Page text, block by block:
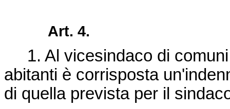
Art. 4.
1. Al vicesindaco di comuni
abitanti è corrisposta
di quella prevista per il